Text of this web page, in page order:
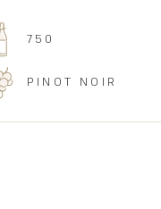
750
PINOT NOIR